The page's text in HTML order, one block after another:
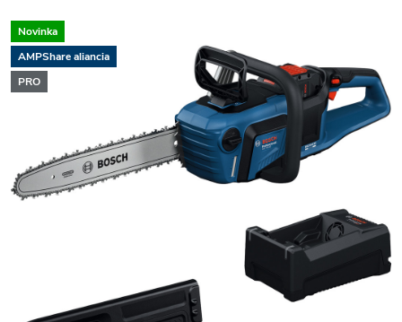
Novinka
AMPShare aliancia
PRO